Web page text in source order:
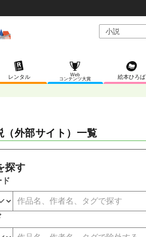
レンタル
Web
コンテンツ大賞
絵本ひろば
（外部サイト）一覧
探す
ド